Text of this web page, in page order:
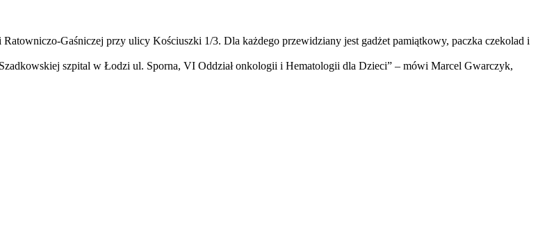
Gaśniczej przy ulicy Kościuszki 1/3. Dla każdego przewidziany jest gadżet pamiątkowy, paczka czekolad i
szpital w Łodzi ul. Sporna, VI Oddział onkologii i Hematologii dla Dzieci” – mówi Marcel Gwarczyk,